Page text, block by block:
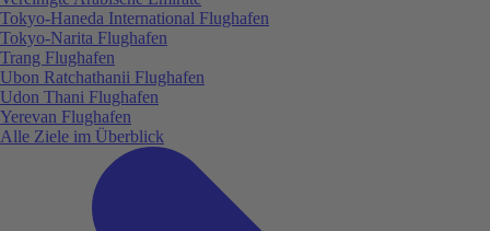
Tokyo-Haneda International Flughafen
Tokyo-Narita Flughafen
Trang Flughafen
Ubon Ratchathanii Flughafen
Udon Thani Flughafen
Yerevan Flughafen
Alle Ziele im Überblick